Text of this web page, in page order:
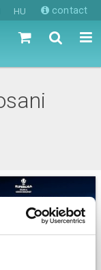
HU contact